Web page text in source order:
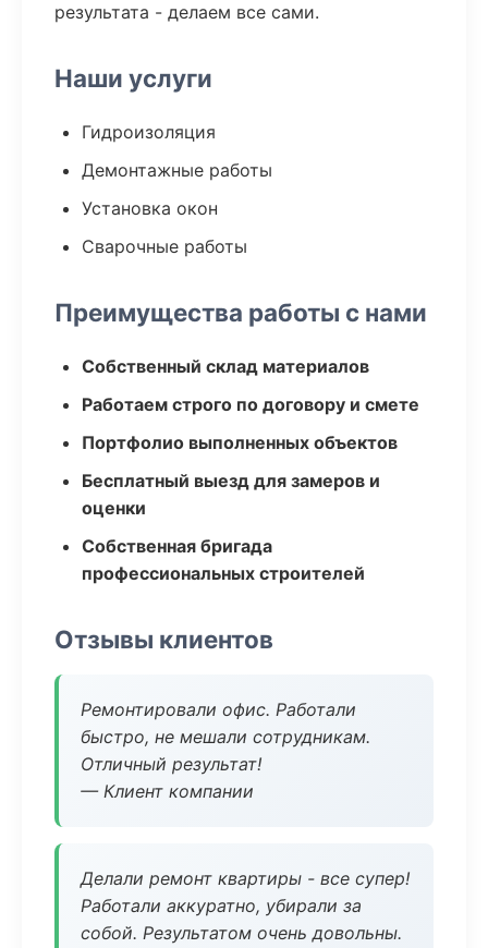
результата - делаем все сами.
Наши услуги
Гидроизоляция
Демонтажные работы
Установка окон
Сварочные работы
Преимущества работы с нами
Собственный склад материалов
Работаем строго по договору и смете
Портфолио выполненных объектов
Бесплатный выезд для замеров и
оценки
Собственная бригада
профессиональных строителей
Отзывы клиентов
Ремонтировали офис. Работали
быстро, не мешали сотрудникам.
Отличный результат!
— Клиент компании
Делали ремонт квартиры - все супер!
Работали аккуратно, убирали за
собой. Результатом очень довольны.